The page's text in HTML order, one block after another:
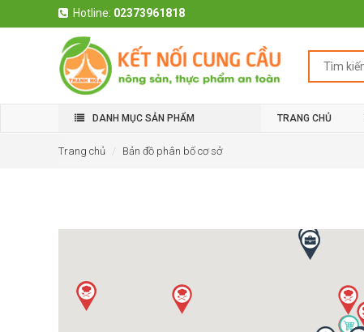
Hotline: 02373961818
DANH MỤC SẢN PHẨM TRANG CHỦ
Trang chủ Bản đồ phân bố cơ sở